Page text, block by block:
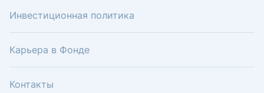
Инвестиционная политика
Карьера в Фонде
Контакты